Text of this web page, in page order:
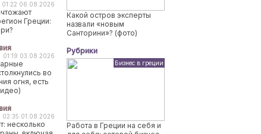
01:22 06.08.2026
Греции:
01:19 03.08.2026
во
огня, есть
02:35 01.08.2026
несколько
Какой остров эксперты
назвали «новым
Санторини»? (фото)
Рубрики
Бизнес в греции
Работа в Греции на себя и